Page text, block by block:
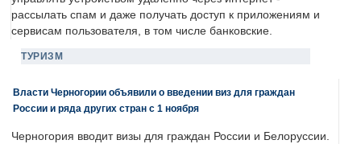
рассылать спам и даже получать доступ к приложениям и
сервисам пользователя, в том числе банковские.
ТУРИЗМ
Власти Черногории объявили о введении виз для граждан
России и ряда других стран с 1 ноября
Черногория вводит визы для граждан России и Белоруссии.